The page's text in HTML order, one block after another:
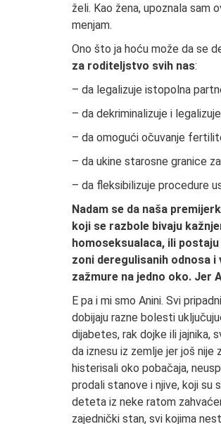
želi. Kao žena, upoznala sam
menjam.
Ono što ja hoću može da se
za roditeljstvo svih nas:
– da legalizuje istopolna
– da dekriminalizuje i
– da omogući očuvanje
– da ukine starosne granice
– da fleksibilizuje procedure
Nadam se da naša
koji se razbole bivaju
homoseksualaca, ili
zoni deregulisanih odnosa
zažmure na jedno oko. Jer
E pa i mi smo Anini. Svi
dobijaju razne bolesti
dijabetes, rak dojke ili jajnika,
da iznesu iz zemlje jer još nije
histerisali oko pobačaja,
prodali stanove i njive, koji su
deteta iz neke ratom
zajednički stan, svi kojima